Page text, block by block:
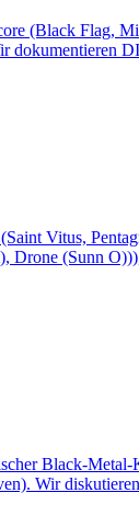
(Black Flag,
dokumentieren
Vitus,
Drone (Sunn
Black-
Wir